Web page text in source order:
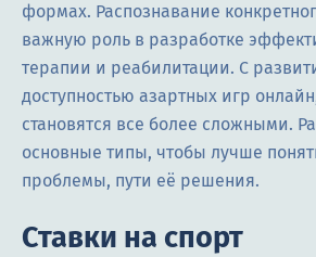
формах. Распознавание
важную роль в разработке
терапии и реабилитации. С
доступностью азартных игр
становятся все более сложными.
основные типы, чтобы лучше
проблемы, пути её решения.
Ставки на спорт